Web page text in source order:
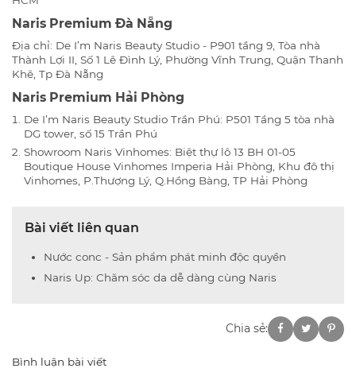
Naris Premium Đà Nẵng
Địa chỉ: De I’m Naris Beauty Studio - P901 tầng 9, Tòa nhà
Thành Lợi II, Số 1 Lê Đình Lý, Phường Vĩnh Trung, Quận Thanh
Khê, Tp Đà Nẵng
Naris Premium Hải Phòng
De I’m Naris Beauty Studio Trần Phú: P501 Tầng 5 tòa nhà
DG tower, số 15 Trần Phú
Showroom Naris Vinhomes: Biệt thự lô 13 BH 01-05
Boutique House Vinhomes Imperia Hải Phòng, Khu đô thị
Vinhomes, P.Thượng Lý, Q.Hồng Bàng, TP Hải Phòng
Bài viết liên quan
Nước conc - Sản phẩm phát minh độc quyền
Naris Up: Chăm sóc da dễ dàng cùng Naris
Chia sẻ:
Bình luận bài viết